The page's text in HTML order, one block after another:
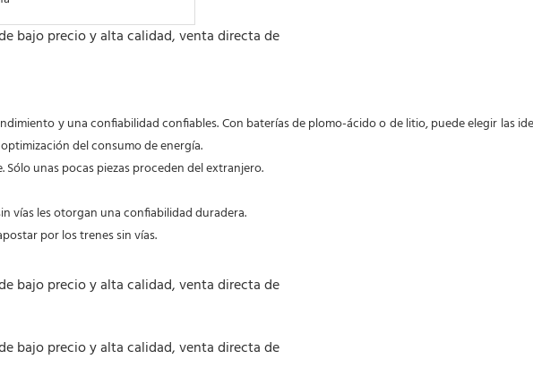
y una confiabilidad confiables. Con baterías de plomo-ácido o de litio, puede elegir las
del consumo de energía.
unas pocas piezas proceden del extranjero.
vías les otorgan una confiabilidad duradera.